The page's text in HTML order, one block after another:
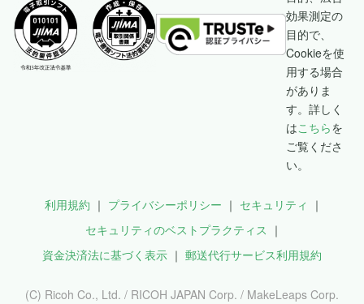
効果測定の
目的で、
Cookieを使
用する場合
がありま
す。詳しく
はこちらを
ご覧くださ
い。
利用規約 プライバシーポリシー
セキュリティ
セキュリティのベストプラクティス
資金決済法に基づく表示
郵送代行サービス利用規約
(C) Ricoh Co., Ltd. / RICOH JAPAN Corp. / MakeLeaps Corp.